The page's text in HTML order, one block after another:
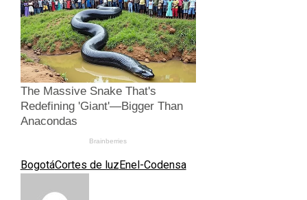
BogotáCortes de luzEnel-Codensa